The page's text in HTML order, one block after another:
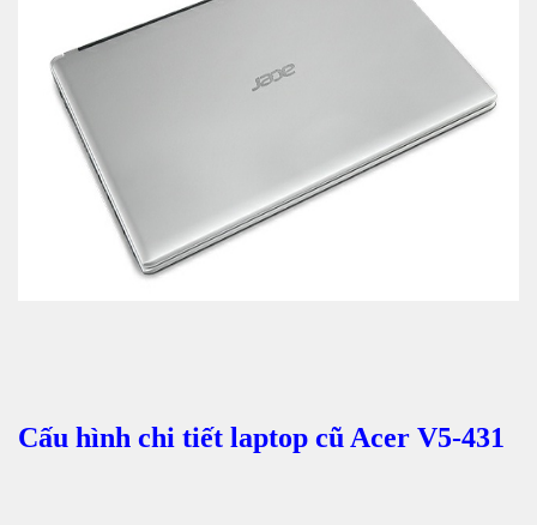
Cấu hình chi tiết laptop cũ Acer V5-431